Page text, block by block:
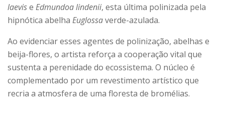
laevise Edmundoa lindenii, esta última polinizada pela
hipnótica abelha Euglossaverde-azulada.
Ao evidenciar esses agentes de polinização, abelhas e
beija-flores, o artista reforça a cooperação vital que
sustenta a perenidade do ecossistema. O núcleo é
complementado por um revestimento artístico que
recria a atmosfera de uma floresta de bromélias.